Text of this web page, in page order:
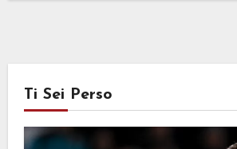
Ti Sei Perso